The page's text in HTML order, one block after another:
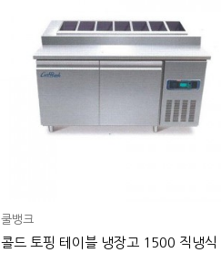
쿨뱅크
콜드 토핑 테이블 냉장고 1500 직냉식